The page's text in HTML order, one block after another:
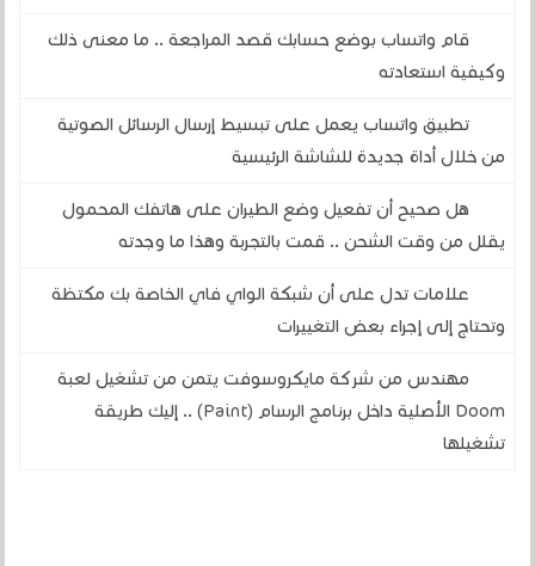
قام واتساب بوضع حسابك قصد المراجعة .. ما معنى ذلك
وكيفية استعادته
تطبيق واتساب يعمل على تبسيط إرسال الرسائل الصوتية
من خلال أداة جديدة للشاشة الرئيسية
هل صحيح أن تفعيل وضع الطيران على هاتفك المحمول
يقلل من وقت الشحن .. قمت بالتجربة وهذا ما وجدته
علامات تدل على أن شبكة الواي فاي الخاصة بك مكتظة
وتحتاج إلى إجراء بعض التغييرات
مهندس من شركة مايكروسوفت يتمن من تشغيل لعبة
Doom الأصلية داخل برنامج الرسام (Paint) .. إليك طريقة
تشغيلها